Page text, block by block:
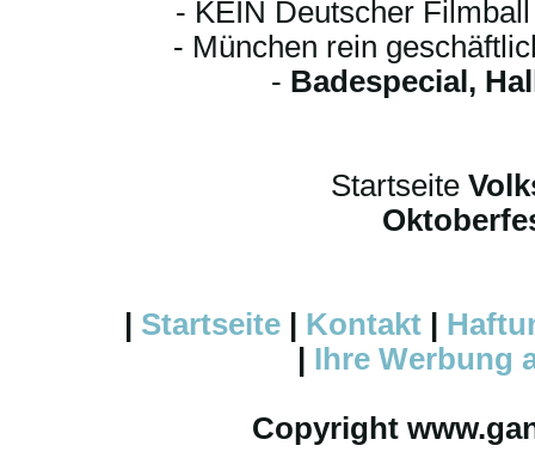
- KEIN Deutscher
- München rein
- Badespecial,
Startseite
Startseite Kontakt
Ihre Werbung
Copyright